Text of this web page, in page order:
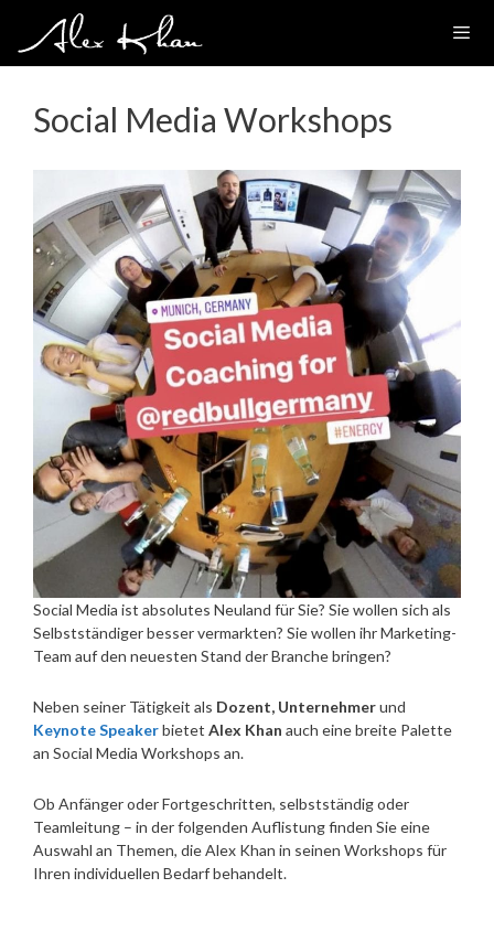
springen
Social Media Workshops
Social Media ist absolutes Neuland für Sie? Sie wollen sich als
Selbstständiger besser vermarkten? Sie wollen ihr Marketing-
Team auf den neuesten Stand der Branche bringen?
Neben seiner Tätigkeit als Dozent, Unternehmerund
Keynote Speakerbietet Alex Khan auch eine breite Palette
an Social Media Workshops an.
Ob Anfänger oder Fortgeschritten, selbstständig oder
Teamleitung – in der folgenden Auflistung finden Sie eine
Auswahl an Themen, die Alex Khan in seinen Workshops für
Ihren individuellen Bedarf behandelt.